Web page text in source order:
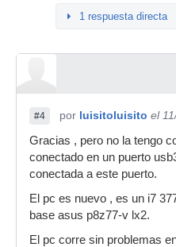
1 respuesta directa
#4 por luisitoluisito el
Gracias , pero no la tengo
conectado en un puerto
conectada a este puerto.
El pc es nuevo , es un i7
base asus p8z77-v lx2.
El pc corre sin problemas